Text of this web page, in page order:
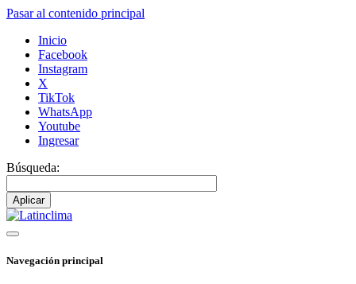
Pasar al contenido principal
Inicio
Facebook
Instagram
X
TikTok
WhatsApp
Youtube
Ingresar
Búsqueda:
Navegación principal